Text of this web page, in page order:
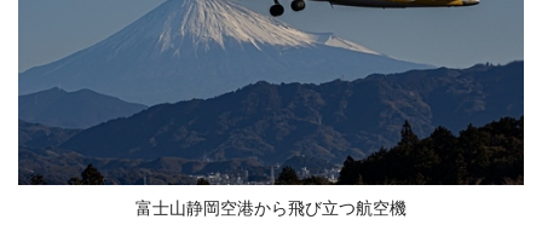
富士山静岡空港から飛び立つ航空機